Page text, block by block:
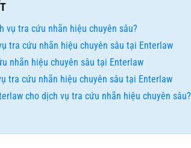
vụ tra cứu nhãn hiệu chuyên sâu?
tra cứu nhãn hiệu chuyên sâu tại Enterlaw
nhãn hiệu chuyên sâu tại Enterlaw
tra cứu nhãn hiệu chuyên sâu tại Enterlaw
cho dịch vụ tra cứu nhãn hiệu chuyên sâu?